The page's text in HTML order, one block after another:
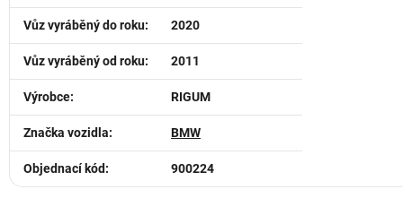
Vůz vyráběný do roku: 2020
Vůz vyráběný od roku: 2011
Výrobce: RIGUM
Značka vozidla: BMW
Objednací kód: 900224